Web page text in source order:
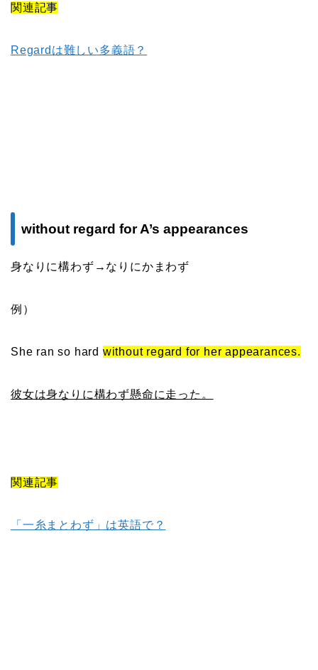
関連記事
Regardは難しい多義語？
without regard for A’s appearances
身なりに構わず→なりにかまわず
例）
She ran so hard without regard for her appearances.
彼女は身なりに構わず懸命に走った。
関連記事
「一糸まとわず」は英語で？